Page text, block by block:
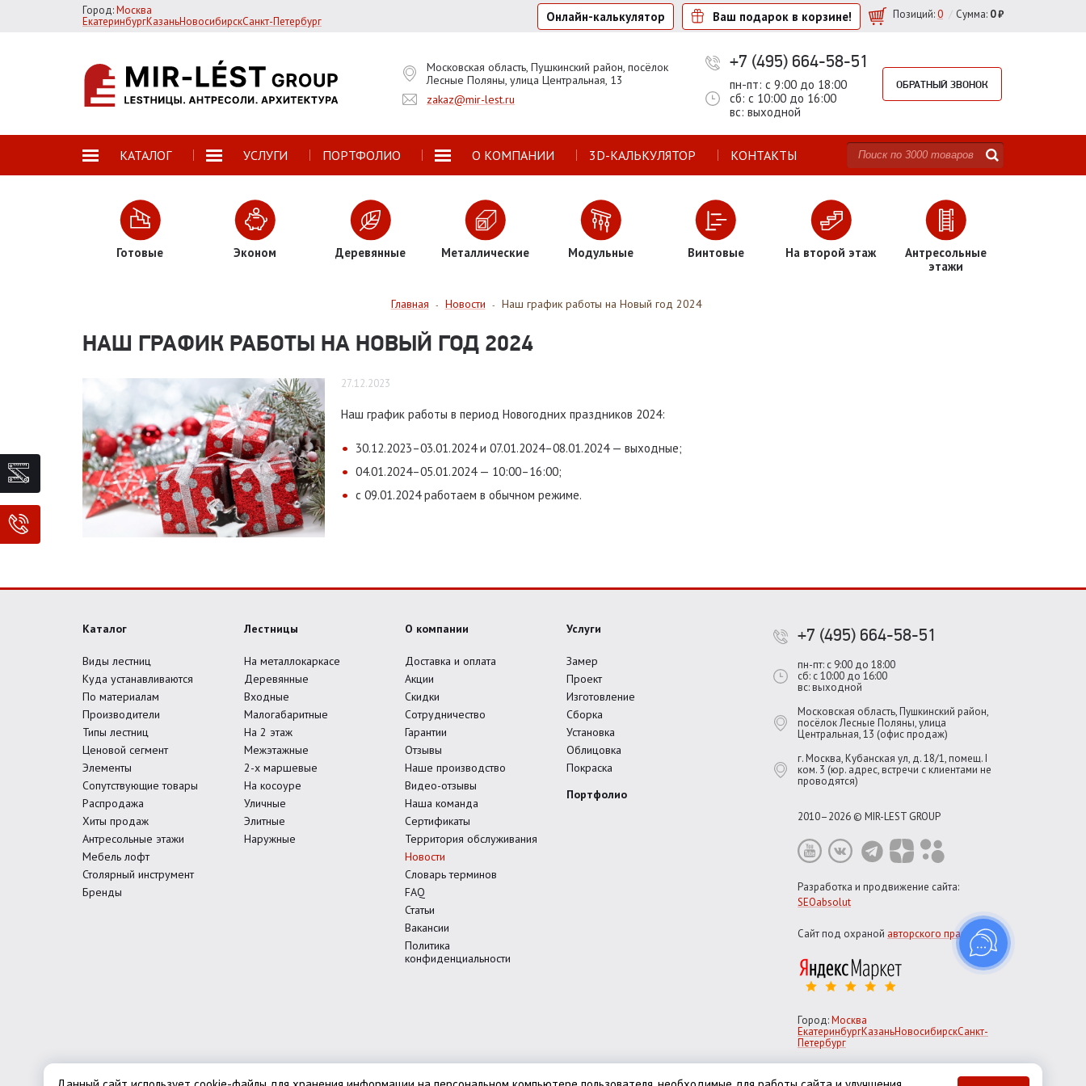
Город:Москва
ЕкатеринбургКазаньНовосибирскСанкт-Петербург Онлайн-калькулятор Ваш подарок в корзине! Позиций:0 / Сумма: 0 ₽
Московская область, Пушкинский район, посёлок
Лесные Поляны, улица Центральная, 13
zakaz@mir-lest.ru
+7 (495) 664-58-51
пн-пт: с 9:00 до 18:00
сб: с 10:00 до 16:00
вс: выходной
ОБРАТНЫЙ ЗВОНОК
КАТАЛОГ УСЛУГИ ПОРТФОЛИО О КОМПАНИИ 3D-КАЛЬКУЛЯТОР КОНТАКТЫ
Готовые Эконом Деревянные Металлические Модульные Винтовые На второй этаж
Антресольные
этажи
Главная - Новости - Наш график работы на Новый год 2024
НАШ ГРАФИК РАБОТЫ НА НОВЫЙ ГОД 2024
27.12.2023
Наш график работы в период Новогодних праздников 2024:
30.12.2023–03.01.2024 и 07.01.2024–08.01.2024 — выходные;
04.01.2024–05.01.2024 — 10:00–16:00;
с 09.01.2024 работаем в обычном режиме.
Каталог
Виды лестниц
Куда устанавливаются
По материалам
Производители
Типы лестниц
Ценовой сегмент
Элементы
Сопутствующие товары
Распродажа
Хиты продаж
Антресольные этажи
Мебель лофт
Столярный инструмент
Бренды
Лестницы
На металлокаркасе
Деревянные
Входные
Малогабаритные
На 2 этаж
Межэтажные
2-х маршевые
На косоуре
Уличные
Элитные
Наружные
О компании
Доставка и оплата
Акции
Скидки
Сотрудничество
Гарантии
Отзывы
Наше производство
Видео-отзывы
Наша команда
Сертификаты
Территория обслуживания
Новости
Словарь терминов
FAQ
Статьи
Вакансии
Политика
конфиденциальности
Услуги
Замер
Проект
Изготовление
Сборка
Установка
Облицовка
Покраска
Портфолио
+7 (495) 664-58-51
пн-пт: с 9:00 до 18:00
сб: с 10:00 до 16:00
вс: выходной
Московская область, Пушкинский район,
посёлок Лесные Поляны, улица
Центральная, 13 (офис продаж)
г. Москва, Кубанская ул, д. 18/1, помещ. I
ком. 3 (юр. адрес, встречи с клиентами не
проводятся)
2010–2026 © MIR-LEST GROUP
Разработка и продвижение сайта:
SEOabsolut
Сайт под охраной авторского права
Город:Москва
ЕкатеринбургКазаньНовосибирскСанкт-
Петербург